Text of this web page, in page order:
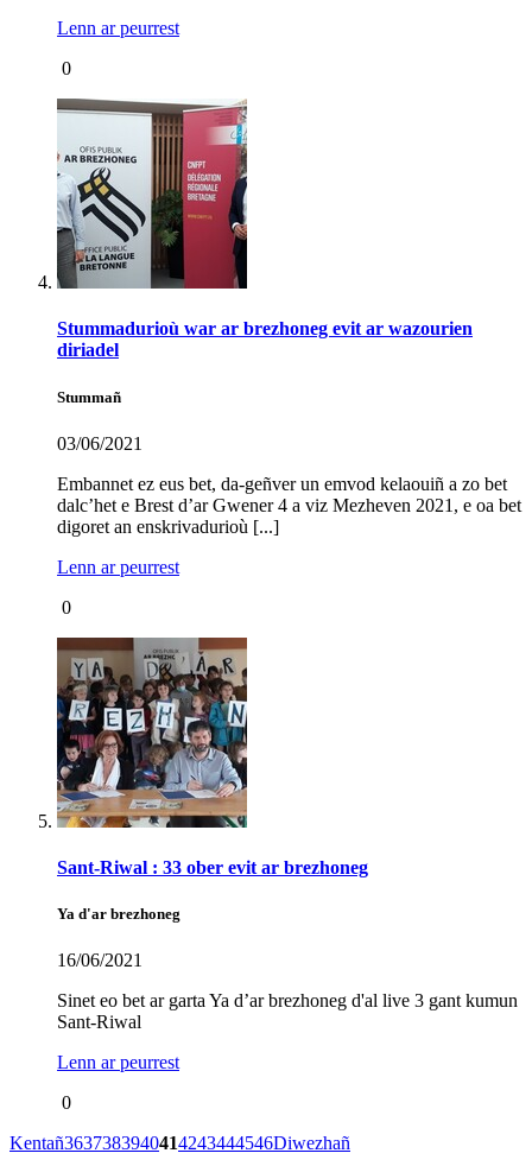
Lenn ar peurrest
0
Stummadurioù war ar brezhoneg evit ar wazourien
diriadel
Stummañ
03/06/2021
Embannet ez eus bet, da-geñver un emvod kelaouiñ a zo bet
dalc’het e Brest d’ar Gwener 4 a viz Mezheven 2021, e oa bet
digoret an enskrivadurioù [...]
Lenn ar peurrest
0
Sant-Riwal : 33 ober evit ar brezhoneg
Ya d'ar brezhoneg
16/06/2021
Sinet eo bet ar garta Ya d’ar brezhoneg d'al live 3 gant kumun
Sant-Riwal
Lenn ar peurrest
0
Kentañ3637383940414243444546Diwezhañ